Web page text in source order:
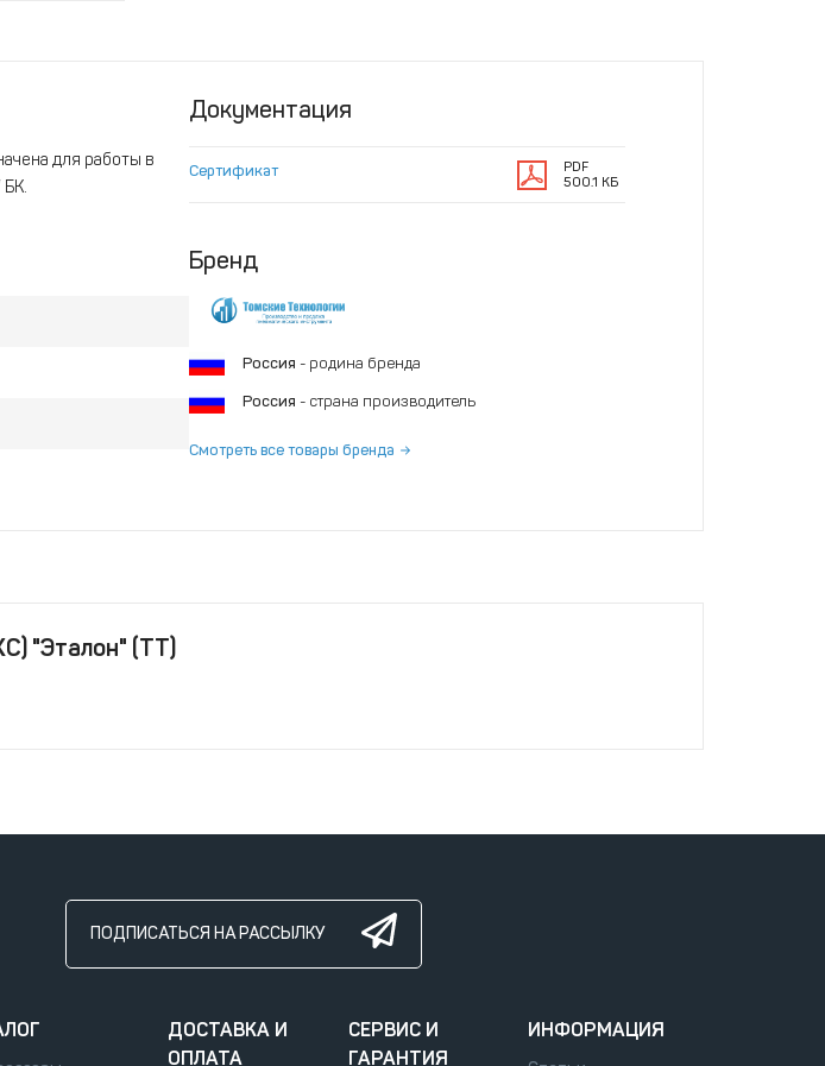
для работы в
Документация
Сертификат
PDF
500.1 КБ
Бренд
Россия - родина бренда
Россия - страна производитель
Смотреть все товары бренда
"Эталон" (ТТ)
ПОДПИСАТЬСЯ НА РАССЫЛКУ
ДОСТАВКА И
ОПЛАТА
СЕРВИС И
ГАРАНТИЯ
ИНФОРМАЦИЯ